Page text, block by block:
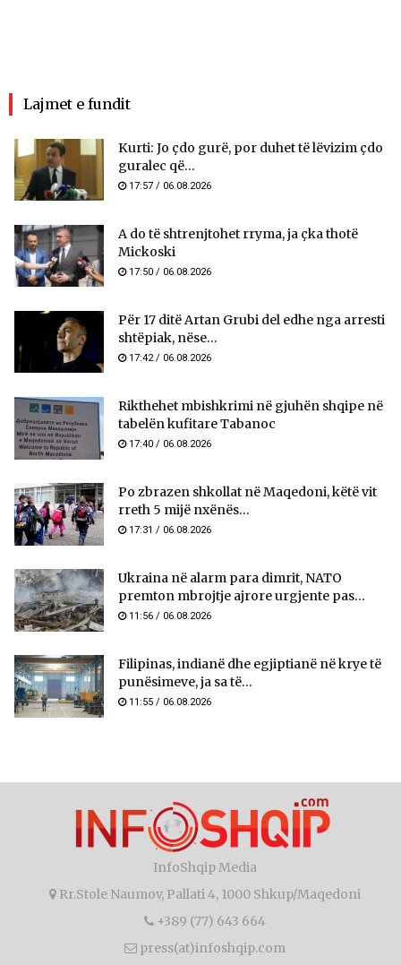
Lajmet e fundit
Kurti: Jo çdo gurë, por duhet të lëvizim çdo
guralec që...
17:57 / 06.08.2026
A do të shtrenjtohet rryma, ja çka thotë
Mickoski
17:50 / 06.08.2026
Për 17 ditë Artan Grubi del edhe nga arresti
shtëpiak, nëse...
17:42 / 06.08.2026
Rikthehet mbishkrimi në gjuhën shqipe në
tabelën kufitare Tabanoc
17:40 / 06.08.2026
Po zbrazen shkollat në Maqedoni, këtë vit
rreth 5 mijë nxënës...
17:31 / 06.08.2026
Ukraina në alarm para dimrit, NATO
premton mbrojtje ajrore urgjente pas...
11:56 / 06.08.2026
Filipinas, indianë dhe egjiptianë në krye të
punësimeve, ja sa të...
11:55 / 06.08.2026
InfoShqip Media
Rr.Stole Naumov, Pallati 4, 1000 Shkup/Maqedoni
+389 (77) 643 664
press(at)infoshqip.com